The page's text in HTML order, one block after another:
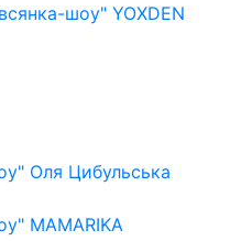
шоу" YOXDEN
Оля Цибульська
MAMARIKA